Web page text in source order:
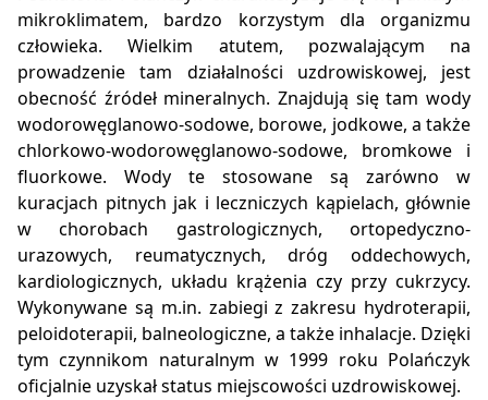
mikroklimatem, bardzo korzystym dla organizmu
człowieka. Wielkim atutem, pozwalającym na
prowadzenie tam działalności uzdrowiskowej, jest
obecność źródeł mineralnych. Znajdują się tam wody
wodorowęglanowo-sodowe, borowe, jodkowe, a także
chlorkowo-wodorowęglanowo-sodowe, bromkowe i
fluorkowe. Wody te stosowane są zarówno w
kuracjach pitnych jak i leczniczych kąpielach, głównie
w chorobach gastrologicznych, ortopedyczno-
urazowych, reumatycznych, dróg oddechowych,
kardiologicznych, układu krążenia czy przy cukrzycy.
Wykonywane są m.in. zabiegi z zakresu hydroterapii,
peloidoterapii, balneologiczne, a także inhalacje. Dzięki
tym czynnikom naturalnym w 1999 roku Polańczyk
oficjalnie uzyskał status miejscowości uzdrowiskowej.